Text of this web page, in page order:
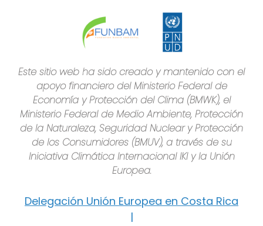
Este sitio web ha sido creado y mantenido con el
apoyo financiero del Ministerio Federal de
Economía y Protección del Clima (BMWK), el
Ministerio Federal de Medio Ambiente, Protección
de la Naturaleza, Seguridad Nuclear y Protección
de los Consumidores (BMUV), a través de su
Iniciativa Climática Internacional IKI y la Unión
Europea.
Delegación Unión Europea en Costa Rica
|